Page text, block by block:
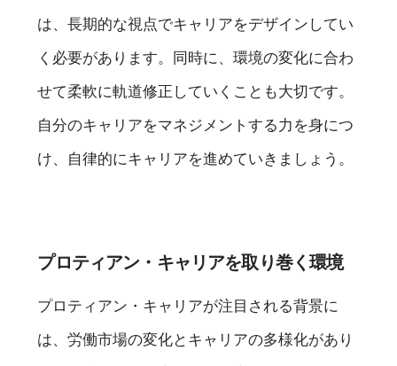
は、長期的な視点でキャリアをデザインしてい
く必要があります。同時に、環境の変化に合わ
せて柔軟に軌道修正していくことも大切です。
自分のキャリアをマネジメントする力を身につ
け、自律的にキャリアを進めていきましょう。
プロティアン・キャリアを取り巻く環境
プロティアン・キャリアが注目される背景に
は、労働市場の変化とキャリアの多様化があり